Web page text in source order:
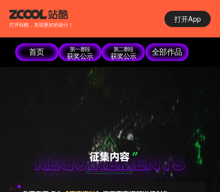
打开站酷，发现更好的设计！
打开App
首页 第一赛段
获奖公示
第二赛段
获奖公示 全部作品